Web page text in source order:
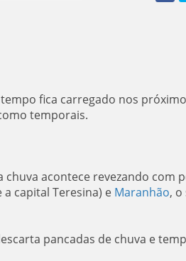
fica carregado nos
temporais.
acontece revezando com
a capital Teresina) e Maranhão,
pancadas de chuva e